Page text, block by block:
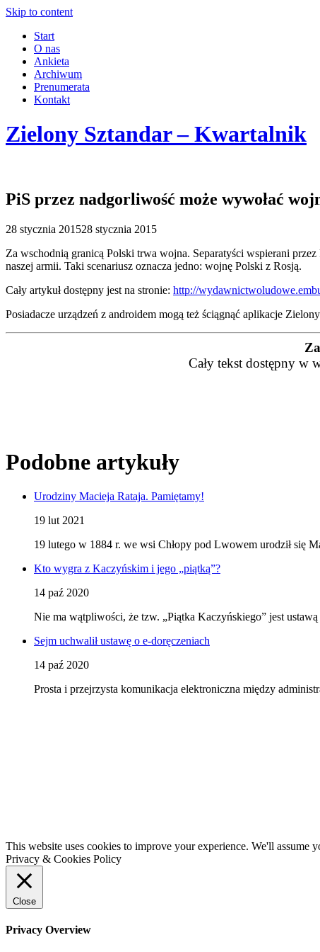
Skip to content
Start
O nas
Ankieta
Archiwum
Prenumerata
Kontakt
Zielony Sztandar – Kwartalnik
PiS przez nadgorliwość może wywołać
28 stycznia 201528 stycznia 2015
Za wschodnią granicą Polski trwa wojna. Separatyści wspierani
naszej armii. Taki scenariusz oznacza jedno: wojnę Polski z Rosją.
Cały artykuł dostępny jest na stronie: http://wydawnictwoludowe.
Posiadacze urządzeń z androidem mogą też ściągnąć aplikacje
Cały tekst dostępny w
Podobne artykuły
Urodziny Macieja Rataja. Pamiętamy!
19 lut 2021
19 lutego w 1884 r. we wsi Chłopy pod Lwowem urodził się
Kto wygra z Kaczyńskim i jego „piątką”?
14 paź 2020
Nie ma wątpliwości, że tzw. „Piątka Kaczyńskiego” jest
Sejm uchwalił ustawę o e-doręczeniach
14 paź 2020
Prosta i przejrzysta komunikacja elektroniczna między
This website uses cookies to improve your experience. We'll
Privacy & Cookies Policy
Close
Privacy Overview